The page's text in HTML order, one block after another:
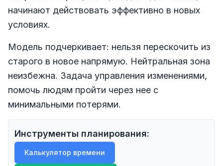
начинают действовать эффективно в новых
условиях.
Модель подчеркивает: нельзя перескочить из
старого в новое напрямую. Нейтральная зона
неизбежна. Задача управления изменениями,
помочь людям пройти через нее с
минимальными потерями.
Инструменты планирования:
Калькулятор времени